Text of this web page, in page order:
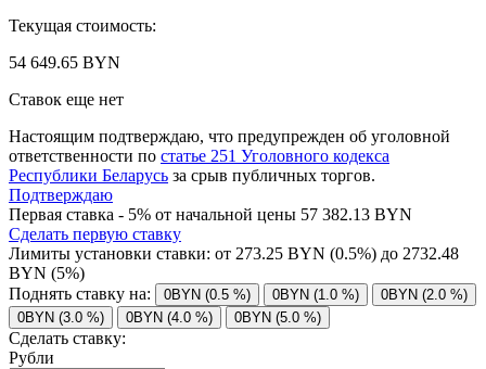
Текущая стоимость:
54 649.65 BYN
Ставок еще нет
Настоящим подтверждаю, что предупрежден об уголовной
ответственности по статье 251 Уголовного кодекса
Республики Беларусь за срыв публичных торгов.
Подтверждаю
Первая ставка - 5% от начальной цены 57 382.13 BYN
Сделать первую ставку
Лимиты установки ставки: от 273.25 BYN (0.5%) до 2732.48
BYN (5%)
Поднять ставку на:
0BYN (0.5 %) 0BYN (1.0 %)
0BYN (2.0 %)
0BYN (3.0 %)
0BYN (4.0 %) 0BYN (5.0 %)
Сделать ставку:
Рубли